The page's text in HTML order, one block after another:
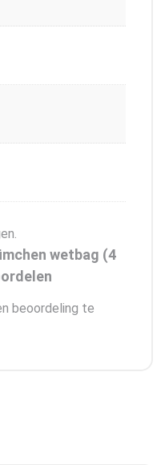
wetbag (4
beoordeling te